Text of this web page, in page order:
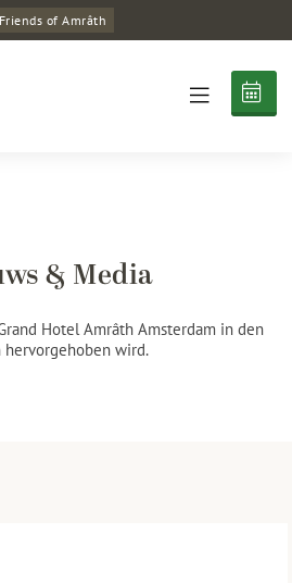
Friends of Amrâth
& Media
Hotel Amrâth Amsterdam in den
hervorgehoben wird.